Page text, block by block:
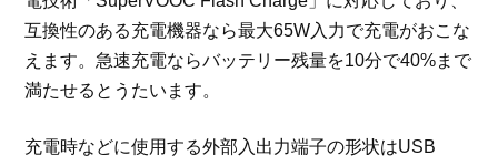
互換性のある充電機器なら最大65W入力で充電がおこな
えます。急速充電ならバッテリー残量を10分で40%まで
満たせるとうたいます。
充電時などに使用する外部入出力端子の形状はUSB